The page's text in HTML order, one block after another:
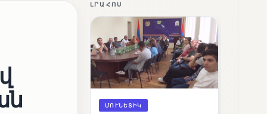
ԼՐԱՀՈՍ
ՄՈՒՆԵՏԻԿ